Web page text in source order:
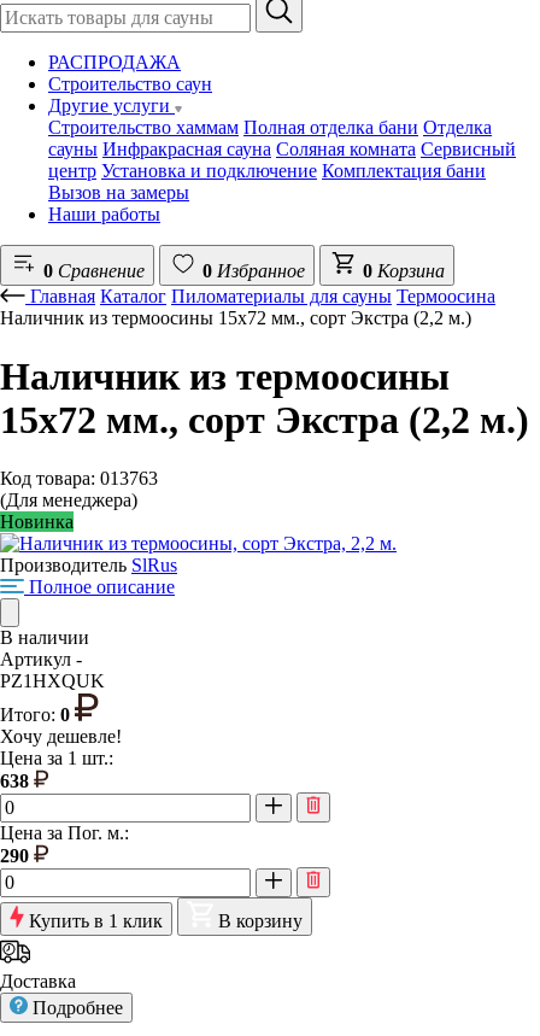
РАСПРОДАЖА
Строительство саун
Другие услуги
Строительство хаммам Полная отделка бани Отделка
сауны Инфракрасная сауна Соляная комната Сервисный
центр Установка и подключение Комплектация бани
Вызов на замеры
Наши работы
0 Сравнение 0 Избранное 0 Корзина
Главная Каталог Пиломатериалы для сауны Термоосина
Наличник из термоосины 15х72 мм., сорт Экстра (2,2 м.)
Наличник из термоосины
15х72 мм., сорт Экстра (2,2 м.)
Код товара: 013763
(Для менеджера)
Новинка
Производитель SlRus
Полное описание
В наличии
Артикул -
PZ1HXQUK
Итого: 0
Хочу дешевле!
Цена за 1 шт.:
638
Цена за Пог. м.:
290
Купить в 1 клик В корзину
Доставка
Подробнее